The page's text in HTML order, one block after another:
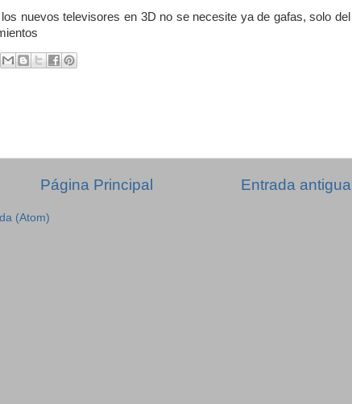
nuevos televisores en 3D no se necesite ya de gafas, solo del
Entrada antigua
Página Principal
(Atom)